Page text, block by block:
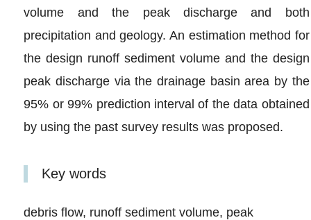
volume and the peak discharge and both
precipitation and geology. An estimation method for
the design runoff sediment volume and the design
peak discharge via the drainage basin area by the
95% or 99% prediction interval of the data obtained
by using the past survey results was proposed.
Key words
debris flow, runoff sediment volume, peak